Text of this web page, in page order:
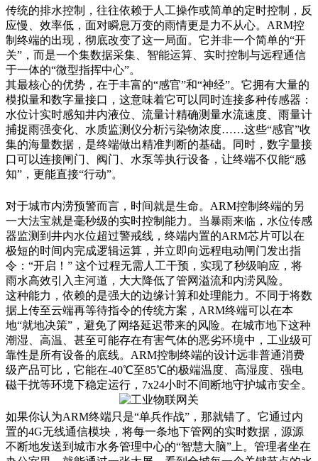
传统的排水控制，往往依赖于人工操作或简单的定时控制，反
应慢、效率低，面对瞬息万变的雨情更是力不从心。ARM控
制终端的出现，彻底改变了这一局面。它并非一个简单的“开
关”，而是一个集数据采集、智能运算、实时控制与远程通信
于一体的“微型指挥中心”。
其最核心的优势，在于丰富的“感官”和“神经”。它拥有大量的
模拟量和数字量接口，这意味着它可以同时连接多种传感器：
水位计实时感知井内液位、流量计精确测量水流速度、雨量计
捕捉雨强变化、水质监测仪分析污染物浓度……这些“感官”收
集的海量数据，是终端做出精准判断的基础。同时，数字量接
口可以连接闸门、阀门、水泵等执行设备，让终端不仅能“感
知”，更能直接“行动”。
对于城市内涝预警而言， 时间就是生命。ARM控制终端的另
一大法宝就是毫秒级的实时控制能力 。当暴雨来临，水位传感
器监测到井内水位超过警戒线，终端内置的ARM芯片可以在
极短的时间内完成逻辑运算，并立即向远程电动闸门发出指
令：“开启！” 这个过程无需人工干预，实现了秒级响应，将
雨水高效引入主河道，大大降低了管网溢流和内涝风险。
这种能力，依赖的是强大的边缘计算和处理能力。不同于将数
据上传至云端再等待指令的传统方案，ARM终端可以在本
地“就地决策”，避免了网络延迟带来的风险。在城市地下这种
潮湿、高温、甚至可能存在有害气体的恶劣环境中， 工业级可
靠性是所有设备的底线。ARM控制终端的设计远非普通消费
级产品可比，它能在-40℃至85℃的极端温度、高湿度、强电
磁干扰等环境下稳定运行，7x24小时不间断地守护城市安全。
如果你认为ARM终端只是“单兵作战”，那就错了。它通过内
置的4G无线通信模块 ，将每一条地下管网的实时数据，源源
不断地发送到城市水务管理中心的“智慧大脑”上。管理者坐在